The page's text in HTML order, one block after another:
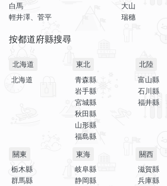
白馬
輕井澤、菅平
大山
瑞穗
按都道府縣搜尋
北海道
北海道
東北
青森縣
岩手縣
宮城縣
秋田縣
山形縣
福島縣
北陸
富山縣
石川縣
福井縣
關東
栃木縣
群馬縣
東海
岐阜縣
静岡縣
關西
滋賀縣
兵庫縣